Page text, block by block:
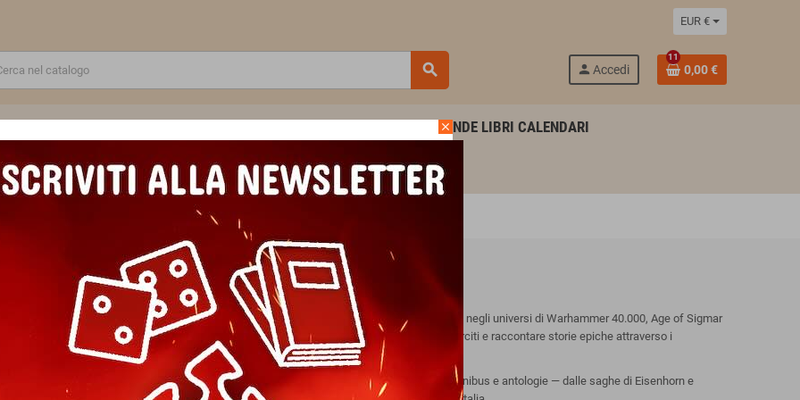
EUR €
search person Accedi
11
0,00 €
AGENDE LIBRI CALENDARI
SCUOLA E TEMPO LIBERO
LIBRARY
è la casa editrice di Games Workshop dedicata ai romanzi, racconti e audiolibri ambientati negli universi di Warhammer 40.000, Age of Sigmar
Heresy. Una narrativa vastissima e appassionante, capace di espandere la lore dei tuoi eserciti e raccontare storie epiche attraverso i
amati della galassia.
Black Library della Giocolibreria Semola troviromanzi in italiano e in inglese
, audiolibri, omnibus e antologie — dalle saghe di Eisenhorn e
close